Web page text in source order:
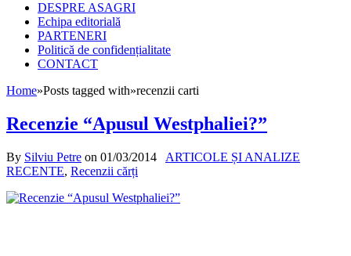
DESPRE ASAGRI
Echipa editorială
PARTENERI
Politică de confidențialitate
CONTACT
Home»Posts tagged with»recenzii carti
Recenzie “Apusul Westphaliei?”
By Silviu Petre on 01/03/2014
ARTICOLE ȘI ANALIZE
RECENTE, Recenzii cărți